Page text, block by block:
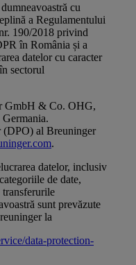
cu
a Regulamentului
190/2018 privind
în România și a
datelor cu caracter
sectorul
GmbH & Co. OHG,
(DPO) al Breuninger
.
datelor, inclusiv
de date,
transferurile
sunt prevăzute
la
data-protection-